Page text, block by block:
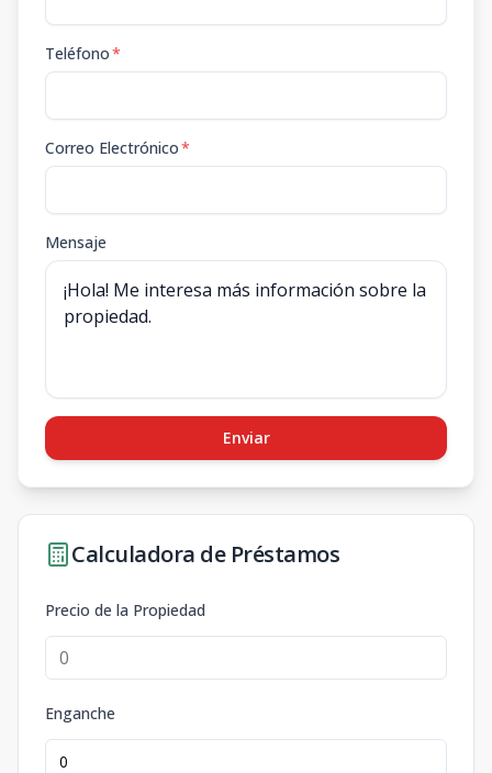
Teléfono*
Correo Electrónico*
Mensaje
Enviar
Calculadora de Préstamos
Precio de la Propiedad
Enganche